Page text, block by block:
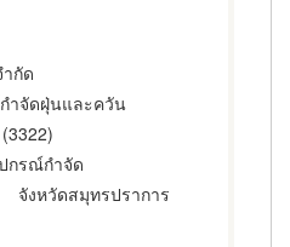
กัด
ำจัดฝุ่นและควัน
กรณ์กำจัด
จังหวัดสมุทรปราการ